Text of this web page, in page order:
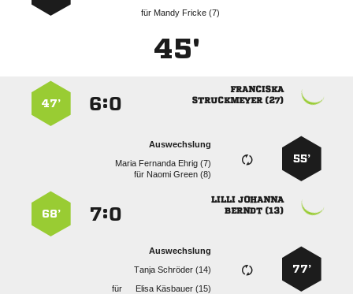
für   
45'

 
:
47’
55’
Auswechslung
   
für   
 
 
:
68’
77’
Auswechslung
  
für
  